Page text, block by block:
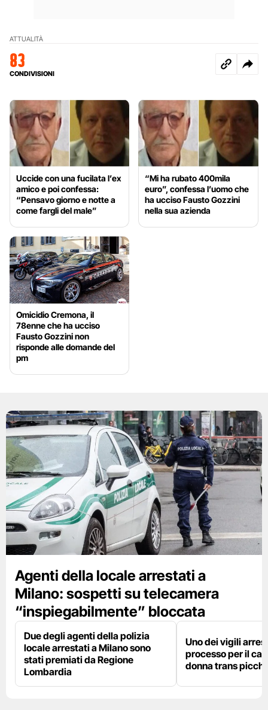
ATTUALITÀ
83
CONDIVISIONI
Uccide con una fucilata l’ex
amico e poi confessa:
“Pensavo giorno e notte a
come fargli del male”
“Mi ha rubato 400mila
euro”, confessa l’uomo che
ha ucciso Fausto Gozzini
nella sua azienda
Omicidio Cremona, il
78enne che ha ucciso
Fausto Gozzini non
risponde alle domande del
pm
Agenti della locale arrestati a
Milano: sospetti su telecamera
“inspiegabilmente” bloccata
Due degli agenti della polizia
locale arrestati a Milano sono
stati premiati da Regione
Lombardia
Uno dei vigili
processo per il
donna trans